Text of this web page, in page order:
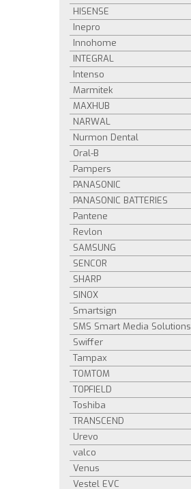
HISENSE
Inepro
Innohome
INTEGRAL
Intenso
Marmitek
MAXHUB
NARWAL
Nurmon Dental
Oral-B
Pampers
PANASONIC
PANASONIC BATTERIES
Pantene
Revlon
SAMSUNG
SENCOR
SHARP
SINOX
Smartsign
SMS Smart Media Solutions
Swiffer
Tampax
TOMTOM
TOPFIELD
Toshiba
TRANSCEND
Urevo
valco
Venus
Vestel EVC